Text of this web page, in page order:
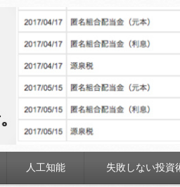
人工知能 失敗しない投資